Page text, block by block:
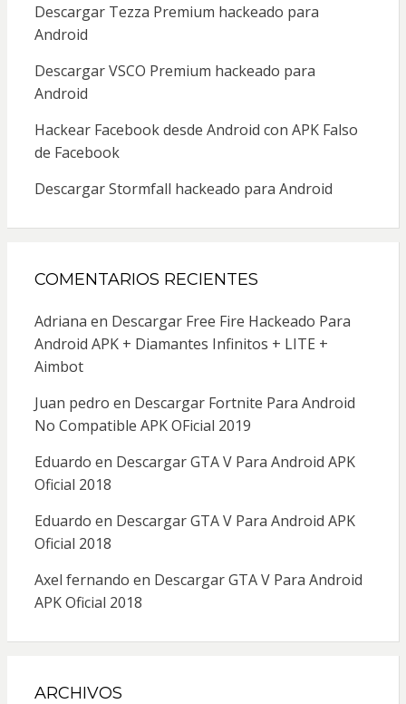
Descargar Tezza Premium hackeado para
Android
Descargar VSCO Premium hackeado para
Android
Hackear Facebook desde Android con APK Falso
de Facebook
Descargar Stormfall hackeado para Android
COMENTARIOS RECIENTES
Adriana en Descargar Free Fire Hackeado Para
Android APK + Diamantes Infinitos + LITE +
Aimbot
Juan pedro en Descargar Fortnite Para Android
No Compatible APK OFicial 2019
Eduardo en Descargar GTA V Para Android APK
Oficial 2018
Eduardo en Descargar GTA V Para Android APK
Oficial 2018
Axel fernando en Descargar GTA V Para Android
APK Oficial 2018
ARCHIVOS